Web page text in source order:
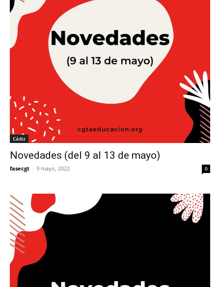
Cádiz
Novedades (del 9 al 13 de mayo)
fasecgt - 9 mayo, 2022 0